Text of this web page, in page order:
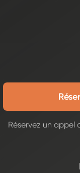
Réservez un appel